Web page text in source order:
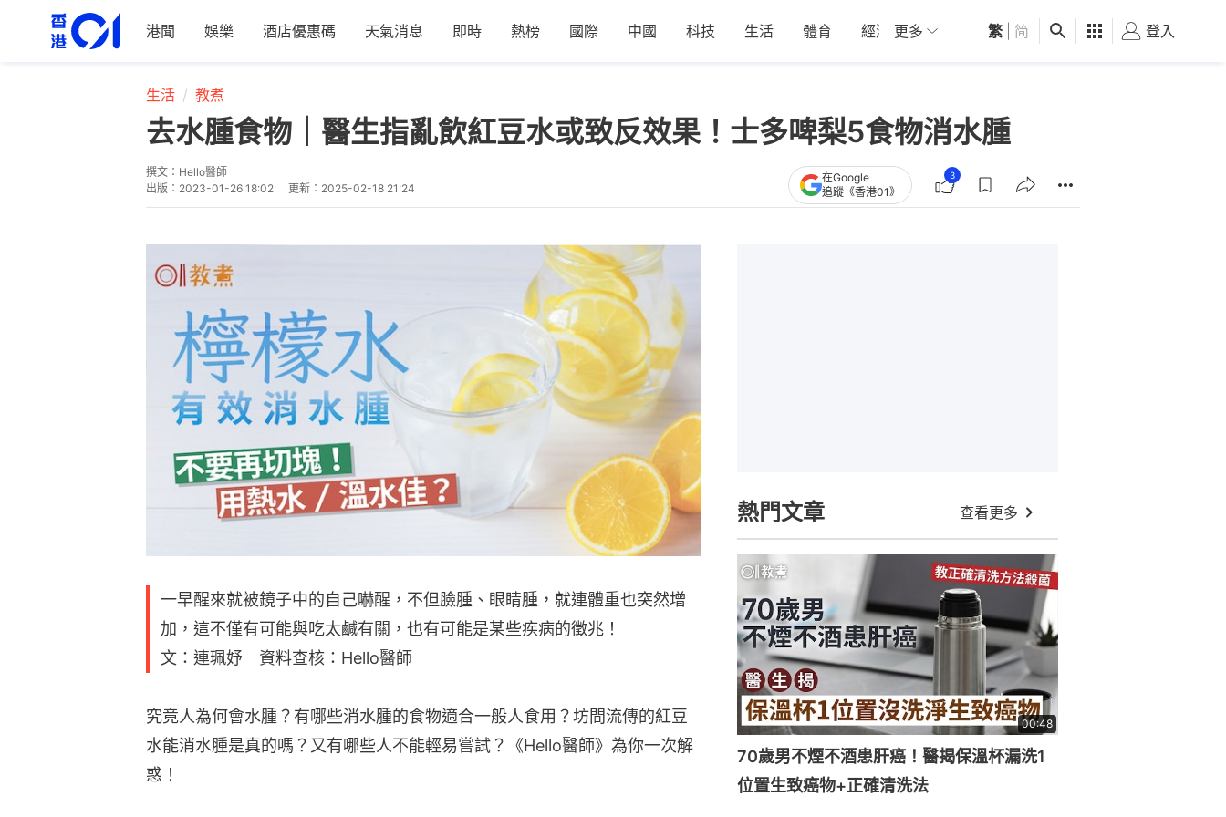
港聞 娛樂 酒店優惠碼 天氣消息 即時 熱榜 國際 中國 科技 生活 體育 經濟 01深圳 觀點 健康 好食玩飛
更多 繁 简 登入
生活 教煮
去水腫食物｜醫生指亂飲紅豆水或致反效果！士多啤梨5食物消水腫
撰文： Hello醫師
出版： 2023-01-26 18:02 更新： 2025-02-18 21:24
在Google
追蹤《香港01》
3
一早醒來就被鏡子中的自己嚇醒，不但臉腫、眼睛腫，就連體重也突然增
加，這不僅有可能與吃太鹹有關，也有可能是某些疾病的徵兆！
文：連珮妤 資料查核：Hello醫師
究竟人為何會水腫？有哪些消水腫的食物適合一般人食用？坊間流傳的紅豆
水能消水腫是真的嗎？又有哪些人不能輕易嘗試？《Hello醫師》為你一次解
惑！
熱門文章 查看更多
00:48
70歲男不煙不酒患肝癌！醫揭保溫杯漏洗1
位置生致癌物+正確清洗法